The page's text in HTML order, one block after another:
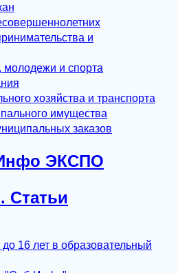
и
молодежи и спорта
хозяйства и транспорта
имущества
заказов
ЭКСПО
Статьи
16 лет в образовательный